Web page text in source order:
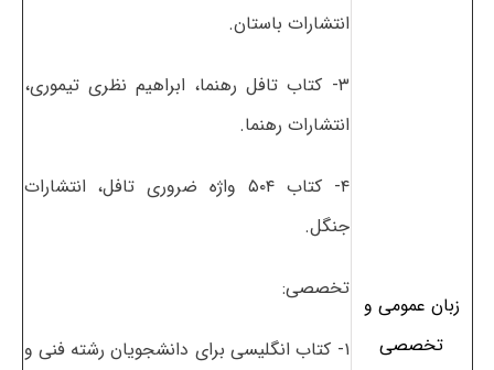
زبان عمومی و
تخصصی
انتشارات باستان.
۳- کتاب تافل رهنما، ابراهیم نظری تیموری،
انتشارات رهنما.
۴- کتاب ۵۰۴ واژه ضروری تافل، انتشارات
جنگل.
تخصصی:
۱- کتاب انگلیسی برای دانشجویان رشته فنی و